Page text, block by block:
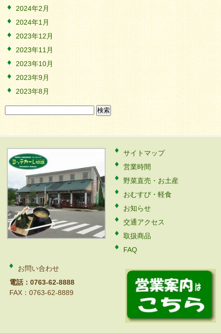
2024年2月
2024年1月
2023年12月
2023年11月
2023年10月
2023年9月
2023年8月
索:
サイトマップ
営業時間
野菜直売・お土産
おむすび・軽食
お知らせ
交通アクセス
取扱商品
FAQ
お問い合わせ
電話：0763-62-8888
FAX：0763-62-8889